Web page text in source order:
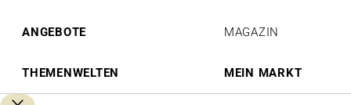
ANGEBOTE
THEMENWELTEN
MAGAZIN
MEIN MARKT